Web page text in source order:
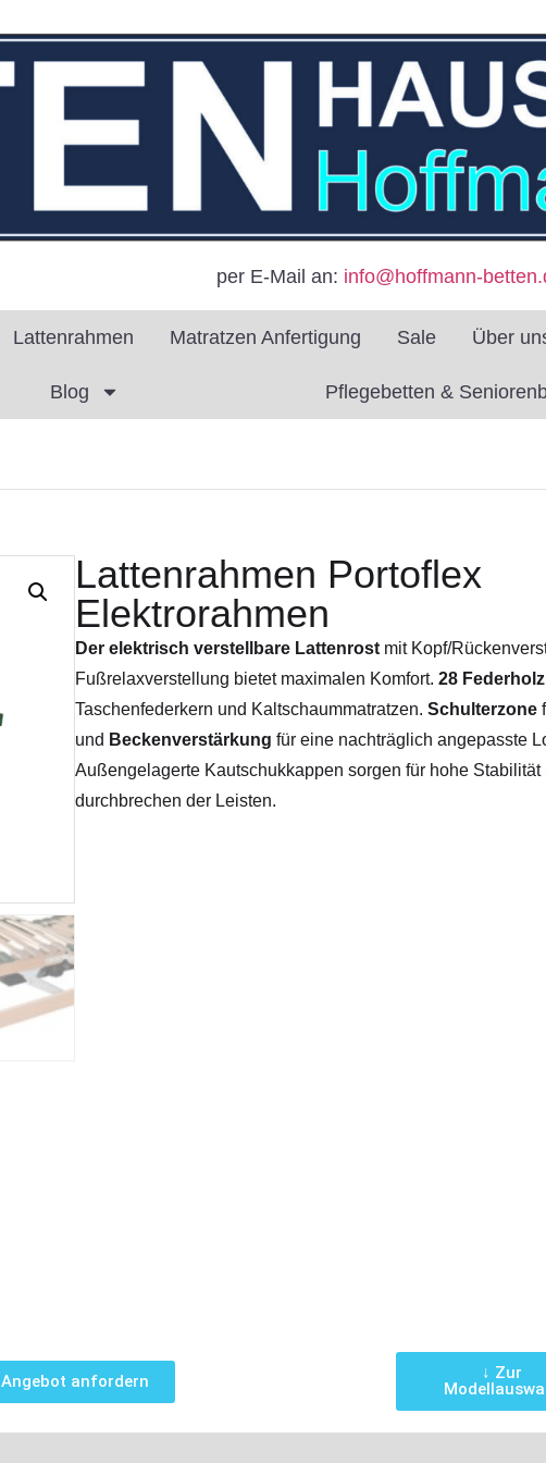
per E-Mail an: info@hoffmann-
Lattenrahmen Matratzen Anfertigung Sale Über
Blog Pflegebetten &
Lattenrahmen Portoflex
Elektrorahmen
Der elektrisch verstellbare Lattenrost mit Kopf/
Fußrelaxverstellung bietet maximalen Komfort. 28
Taschenfederkern und Kaltschaummatratzen. Schulterzone
und Beckenverstärkung für eine nachträglich angepasste
Außengelagerte Kautschukkappen sorgen für hohe Stabilität
durchbrechen der Leisten.
Angebot anfordern
↓ Zur